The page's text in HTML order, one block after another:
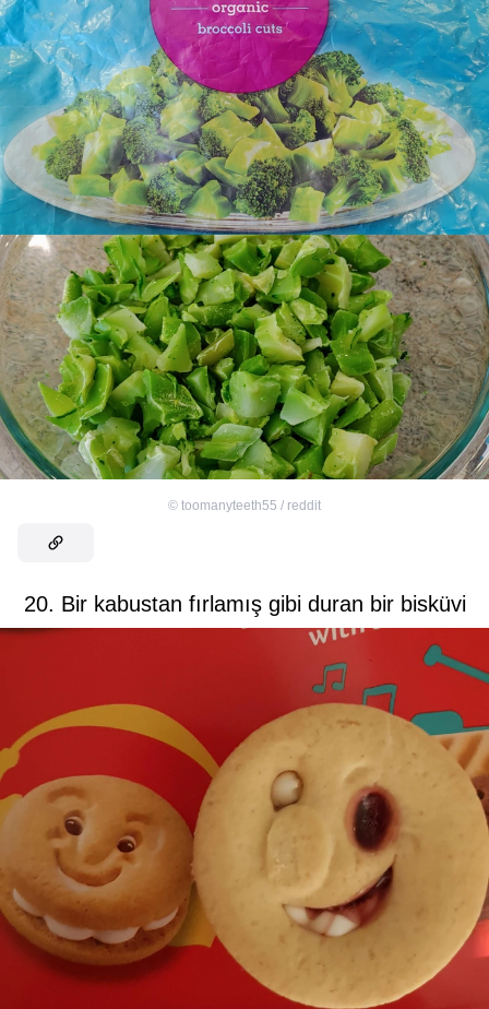
© toomanyteeth55 / reddit
20. Bir kabustan fırlamış gibi duran bir bisküvi